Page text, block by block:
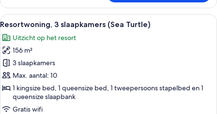
2
slaapkamers,
uitzicht
resort
(30A
Hideaway)
Alle
foto's
voor
Resortwoning,
3
slaapkamers
(Sea
Turtle)
laden
Een golfkarretje geparkeerd voor
19
Resortwoning, 3 slaapkamers (Sea Turtle)
Uitzicht op het resort
156 m²
3 slaapkamers
Max. aantal: 10
1 kingsize bed, 1 queensize bed, 1 tweepersoons stapelbed en 1
queensize slaapbank
Gratis wifi